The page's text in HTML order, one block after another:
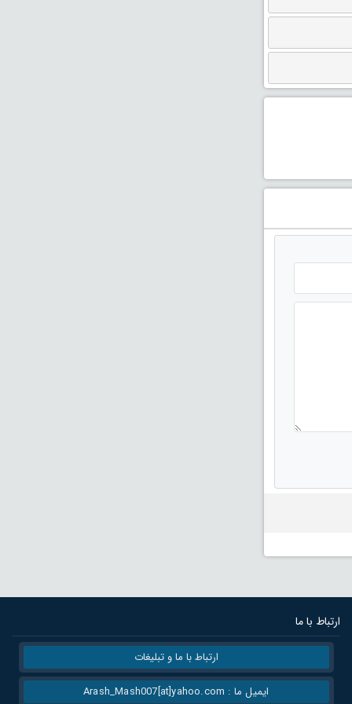
ارتباط با ما
ارتباط با ما و تبلیغات
ایمیل ما : Arash_Mash007[at]yahoo.com